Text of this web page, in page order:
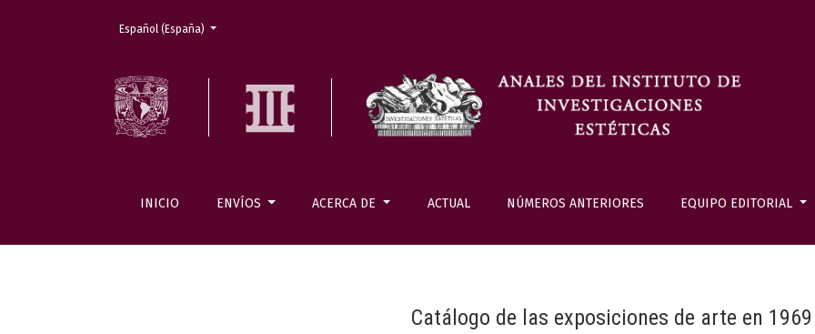
INICIO ENVÍOS ACERCA DE ACTUAL NÚMEROS ANTERIORES EQUIPO EDITORIAL
Cambiar el idioma. El actual es:
Español (España)
Catálogo de las exposiciones de arte en 1969